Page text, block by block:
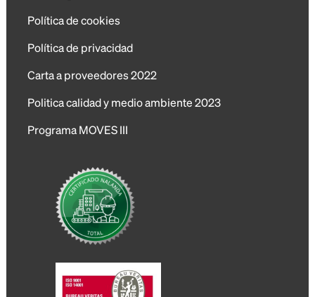
Política de cookies
Política de privacidad
Carta a proveedores 2022
Politica calidad y medio ambiente 2023
Programa MOVES III